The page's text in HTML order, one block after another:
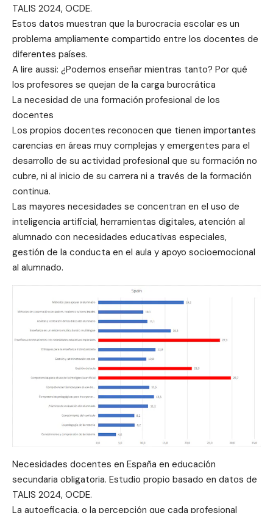
TALIS 2024, OCDE.
Estos datos muestran que la burocracia escolar es un
problema ampliamente compartido entre los docentes de
diferentes países.
A lire aussi: ¿Podemos enseñar mientras tanto? Por qué
los profesores se quejan de la carga burocrática
La necesidad de una formación profesional de los
docentes
Los propios docentes reconocen que tienen importantes
carencias en áreas muy complejas y emergentes para el
desarrollo de su actividad profesional que su formación no
cubre, ni al inicio de su carrera ni a través de la formación
continua.
Las mayores necesidades se concentran en el uso de
inteligencia artificial, herramientas digitales, atención al
alumnado con necesidades educativas especiales,
gestión de la conducta en el aula y apoyo socioemocional
al alumnado.
Necesidades docentes en España en educación
secundaria obligatoria. Estudio propio basado en datos de
TALIS 2024, OCDE.
La autoeficacia, o la percepción que cada profesional